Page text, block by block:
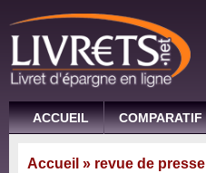
ACCUEIL COMPARATIF
Accueil » revue de presse